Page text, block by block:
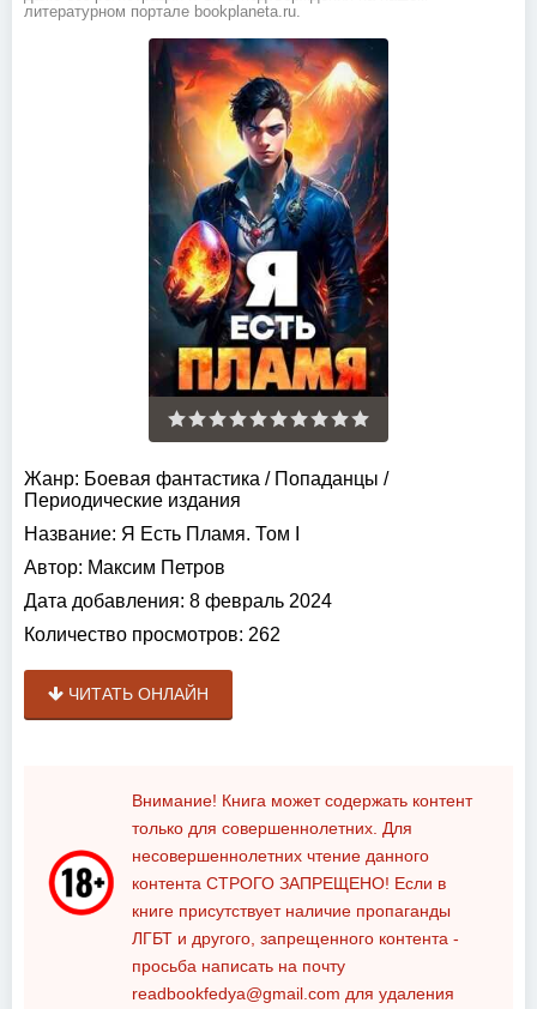
литературном портале bookplaneta.ru.
Жанр: Боевая фантастика / Попаданцы /
Периодические издания
Название: Я Есть Пламя. Том I
Автор: Максим Петров
Дата добавления: 8 февраль 2024
Количество просмотров: 262
ЧИТАТЬ ОНЛАЙН
Внимание! Книга может содержать контент
только для совершеннолетних. Для
несовершеннолетних чтение данного
контента СТРОГО ЗАПРЕЩЕНО! Если в
книге присутствует наличие пропаганды
ЛГБТ и другого, запрещенного контента -
просьба написать на почту
readbookfedya@gmail.com для удаления